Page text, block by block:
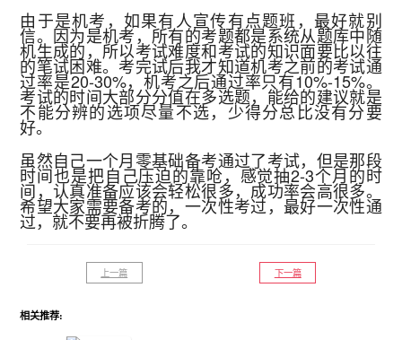
由于是机考，如果有人宣传有点题班，最好就别
信。因为是机考，所有的考题都是系统从题库中随
机生成的，所以考试难度和考试的知识面要比以往
的笔试困难。考完试后我才知道机考之前的考试通
过率是20-30%，机考之后通过率只有10%-15%。
考试的时间大部分分值在多选题，能给的建议就是
不能分辨的选项尽量不选，少得分总比没有分要
好。
虽然自己一个月零基础备考通过了考试，但是那段
时间也是把自己压迫的靠呛，感觉抽2-3个月的时
间，认真准备应该会轻松很多，成功率会高很多。
希望大家需要备考的，一次性考过，最好一次性通
过，就不要再被折腾了。
上一篇 下一篇
相关推荐: